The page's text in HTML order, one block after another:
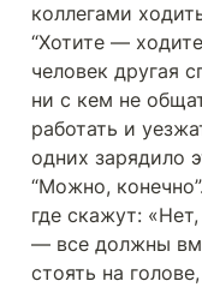
коллегами
“Хотите —
человек другая
ни с кем не
работать и
одних зарядило
“Можно,
где скажут:
— все должны
стоять на